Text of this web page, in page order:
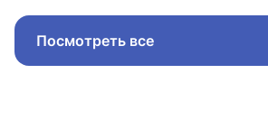
Посмотреть все